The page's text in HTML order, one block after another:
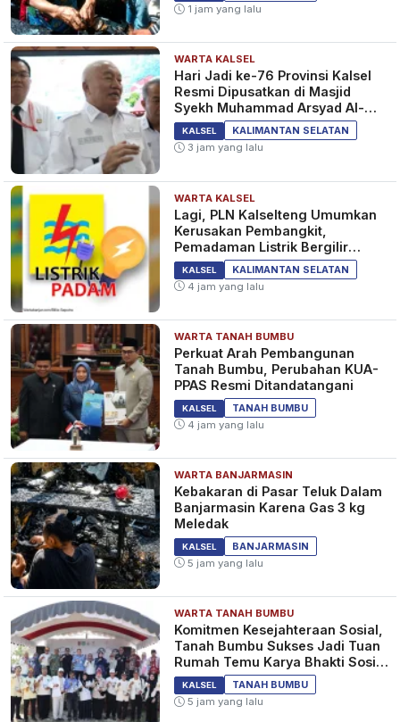
1 jam yang lalu
WARTA KALSEL
Hari Jadi ke-76 Provinsi Kalsel
Resmi Dipusatkan di Masjid
Syekh Muhammad Arsyad Al-
Banjari
KALSEL
KALIMANTAN SELATAN
3 jam yang lalu
WARTA KALSEL
Lagi, PLN Kalselteng Umumkan
Kerusakan Pembangkit,
Pemadaman Listrik Bergilir
Diperpanjang?
KALSEL
KALIMANTAN SELATAN
4 jam yang lalu
WARTA TANAH BUMBU
Perkuat Arah Pembangunan
Tanah Bumbu, Perubahan KUA-
PPAS Resmi Ditandatangani
KALSEL
TANAH BUMBU
4 jam yang lalu
WARTA BANJARMASIN
Kebakaran di Pasar Teluk Dalam
Banjarmasin Karena Gas 3 kg
Meledak
KALSEL
BANJARMASIN
5 jam yang lalu
WARTA TANAH BUMBU
Komitmen Kesejahteraan Sosial,
Tanah Bumbu Sukses Jadi Tuan
Rumah Temu Karya Bhakti Sosial
PSM Ke-23
KALSEL
TANAH BUMBU
5 jam yang lalu